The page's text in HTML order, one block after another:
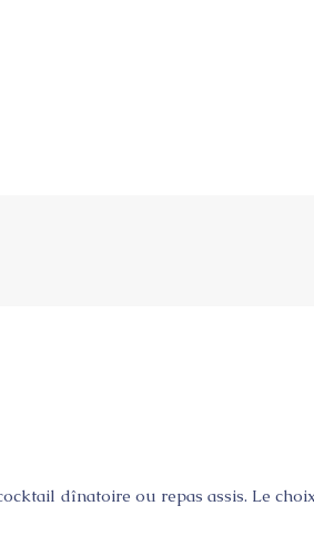
dînatoire ou repas assis. Le